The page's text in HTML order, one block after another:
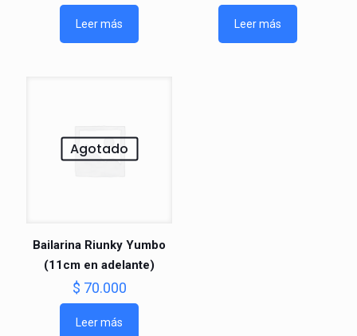
Leer más Leer más
Agotado
Bailarina Riunky Yumbo
(11cm en adelante)
$ 70.000
Leer más